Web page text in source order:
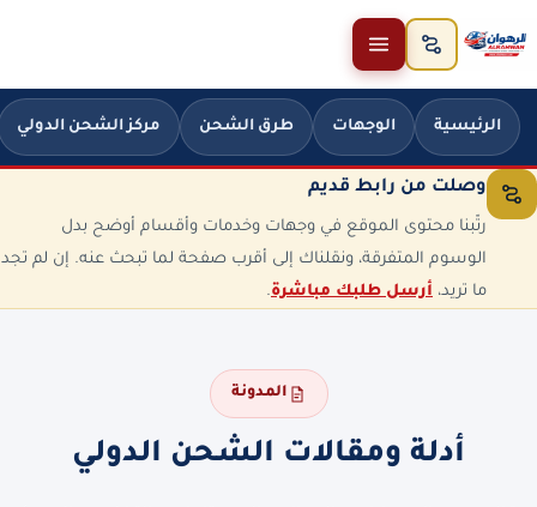
تخطَّ إلى المحتوى
الرئيسية الوجهات طرق الشحن مركز الشحن الدولي
وصلت من رابط قديم
رتّبنا محتوى الموقع في وجهات وخدمات وأقسام أوضح بدل
الوسوم المتفرقة، ونقلناك إلى أقرب صفحة لما تبحث عنه. إن لم تجد
ما تريد، أرسل طلبك مباشرة.
المدونة
أدلة ومقالات الشحن الدولي